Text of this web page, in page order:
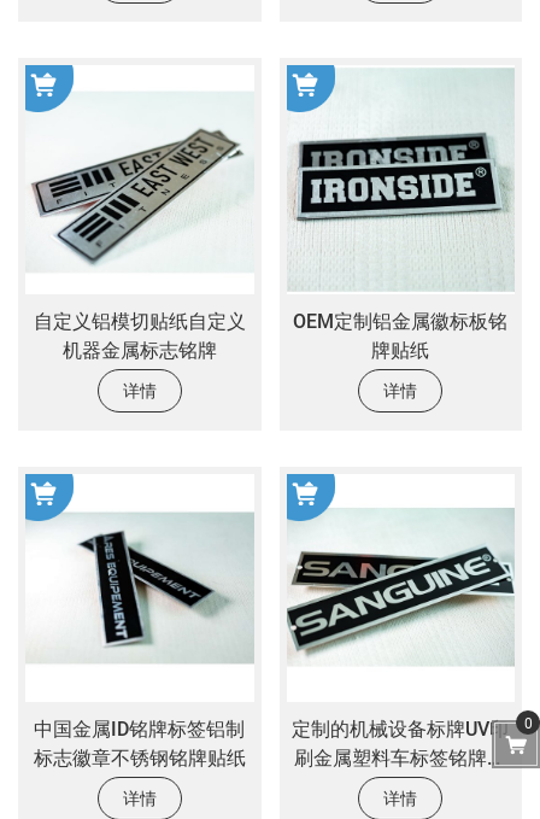
自定义铝模切贴纸自定义
机器金属标志铭牌
详情
OEM定制铝金属徽标板铭
牌贴纸
详情
中国金属ID铭牌标签铝制
标志徽章不锈钢铭牌贴纸
详情
定制的机械设备标牌UV印
刷金属塑料车标签铭牌标
志贴纸
详情
0